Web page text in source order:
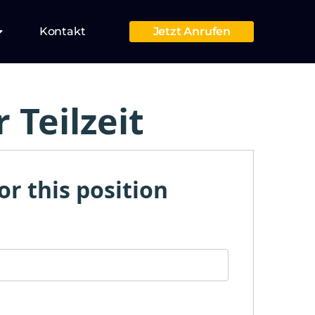
Kontakt Jetzt Anrufen
Teilzeit
this position